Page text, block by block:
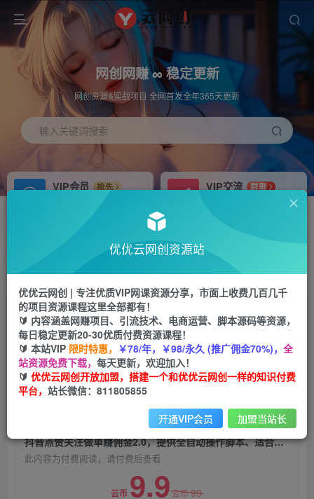
网创网赚 ∞ 稳定更新
网创资源&实战项目 全网首发全年365天更新
输入关键词搜索
VIP会员
抢先
免费下载全站资源
VIP交流
群聊
研究探讨更多创业项目路子。
站长V：hu91275
推荐
首页 福源网 正文
抖音点赞关注做单赚佣金2.0，提供全自动操作脚
本、适合工作室可批量
优优云网创
2年前发布
关注 私信
抖音点赞关注做单赚佣金2.0，提供全自动操作脚本、适合工作室可批量
此内容为付费阅读，请付费后查看
云币 9.9云币99
优优云网创资源站
优优云网创 | 专注优质VIP网课资源分享，市面上收费几百几千
的项目资源课程这里全部都有！
🔰 内容涵盖网赚项目、引流技术、电商运营、脚本源码等资源，
每日稳定更新20-30优质付费资源课程！
🔰 本站VIP 限时特惠， ￥78/年，￥98/永久 (推广佣金70%)， 全
站资源免费下载， 每天更新，欢迎加入！
🔰 优优云网创开放加盟，搭建一个和优优云网创一样的知识付费
平台， 站长微信：811805855
开通VIP会员 加盟当站长